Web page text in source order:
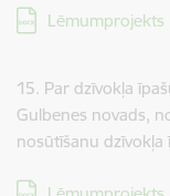
Lejupielādēt:
Lēmumprojekts
15. Par dzīvokļa
Gulbenes novads,
nosūtīšanu dzīvokļa
Lejupielādēt: